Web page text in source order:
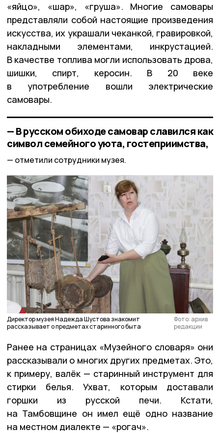
«яйцо», «шар», «груша». Многие самовары
представляли собой настоящие произведения
искусства, их украшали чеканкой, гравировкой,
накладными элементами, инкрустацией.
В качестве топлива могли использовать дрова,
шишки, спирт, керосин. В 20 веке
в употребление вошли электрические
самовары.
— В русском обиходе самовар славился как
символ семейного уюта, гостеприимства,
отметили сотрудники музея.
Директор музея Надежда Шустова знакомит
рассказывает о предметах старинного быта
Фото: архив
редакции
Ранее на страницах «Музейного словаря» они
рассказывали о многих других предметах. Это,
к примеру, валёк — старинный инструмент для
стирки белья. Ухват, которым доставали
горшки из русской печи. Кстати,
на Тамбовщине он имел ещё одно название
на местном диалекте — «рогач».